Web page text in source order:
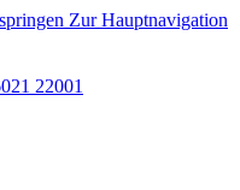
Zur Hauptnavigation
22001